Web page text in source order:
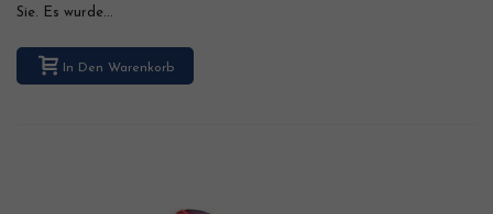
Sie. Es wurde...
In Den Warenkorb